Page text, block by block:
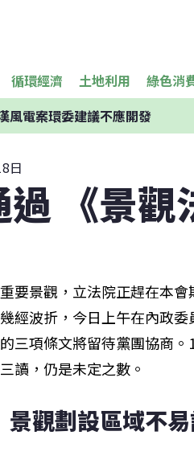
循環經濟 土地利用 綠色消
風電案環委建議不應開發
日
《景觀
要景觀，立法院正趕在本
經波折，今日上午在內政
三項條文將留待黨團協商。
讀，仍是未定之數。
景觀劃設區域不